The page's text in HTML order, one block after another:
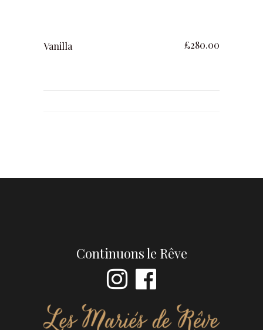
Vanilla £280.00
Continuons le Rêve